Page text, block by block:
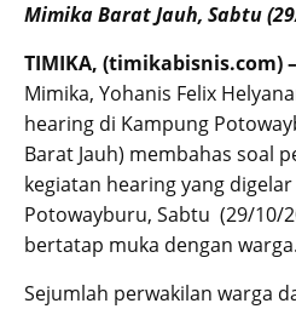
Mimika Barat Jauh, Sabtu
TIMIKA, (timikabisnis.com)–
Mimika, Yohanis Felix
hearing di Kampung
Barat Jauh) membahas soal
kegiatan hearing yang
Potowayburu, Sabtu (29/10/
bertatap muka dengan warga.
Sejumlah perwakilan warga